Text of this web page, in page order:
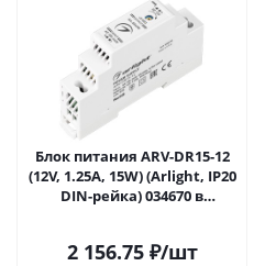
Блок питания ARV-DR15-12
(12V, 1.25A, 15W) (Arlight, IP20
DIN-рейка) 034670 в
2 156.75₽/шт